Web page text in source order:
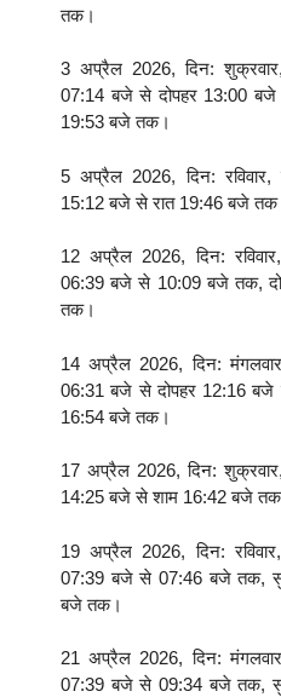
तक।
3 अप्रैल 2026, दिन:
07:14 बजे से दोपहर 13:00
19:53 बजे तक।
5 अप्रैल 2026, दिन: रविवार,
15:12 बजे से रात 19:46 बजे
12 अप्रैल 2026, दिन:
06:39 बजे से 10:09 बजे तक,
तक।
14 अप्रैल 2026, दिन:
06:31 बजे से दोपहर 12:16
16:54 बजे तक।
17 अप्रैल 2026, दिन:
14:25 बजे से शाम 16:42 बजे
19 अप्रैल 2026, दिन:
07:39 बजे से 07:46 बजे तक,
बजे तक।
21 अप्रैल 2026, दिन:
07:39 बजे से 09:34 बजे तक,